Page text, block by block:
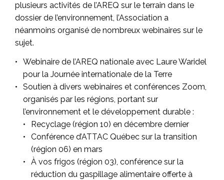
plusieurs activités de l’AREQ sur le terrain dans le
dossier de l’environnement, l’Association a
néanmoins organisé de nombreux webinaires sur le
sujet.
Webinaire de l’AREQ nationale avec Laure Waridel
pour la Journée internationale de la Terre
Soutien à divers webinaires et conférences Zoom,
organisés par les régions, portant sur
l’environnement et le développement durable :
Recyclage (région 10) en décembre dernier
Conférence d’ATTAC Québec sur la transition
(région 06) en mars
À vos frigos (région 03), conférence sur la
réduction du gaspillage alimentaire offerte à